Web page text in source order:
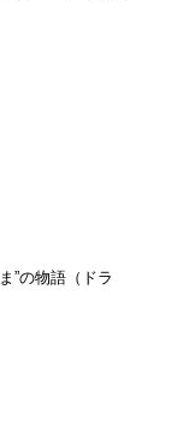
”の物語（ドラ